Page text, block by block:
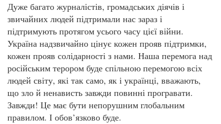
Дуже багато журналістів, громадських діячів і
звичайних людей підтримали нас зараз і
підтримують протягом усього часу цієї війни.
Україна надзвичайно цінує кожен прояв підтримки,
кожен прояв солідарності з нами. Наша перемога над
російським терором буде спільною перемогою всіх
людей світу, які так само, як і українці, вважають,
що зло й ненависть завжди повинні програвати.
Завжди! Це має бути непорушним глобальним
правилом. І обов’язково буде.